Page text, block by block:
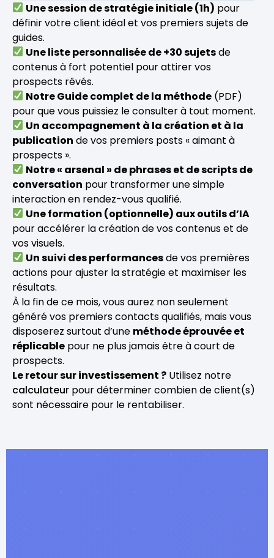
Une session de stratégie initiale (1h) pour
définir votre client idéal et vos premiers sujets de
guides.
Une liste personnalisée de +30 sujetsde
contenus à fort potentiel pour attirer vos
prospects rêvés.
Notre Guide complet de la méthode (PDF)
pour que vous puissiez le consulter à tout moment.
Un accompagnement à la création et à la
publication de vos premiers posts « aimant à
prospects ».
Notre « arsenal » de phrases et de scripts de
conversation pour transformer une simple
interaction en rendez-vous qualifié.
Une formation (optionnelle) aux outils d’IA
pour accélérer la création de vos contenus et de
vos visuels.
Un suivi des performancesde vos premières
actions pour ajuster la stratégie et maximiser les
résultats.
À la fin de ce mois, vous aurez non seulement
généré vos premiers contacts qualifiés, mais vous
disposerez surtout d’une méthode éprouvée et
réplicable pour ne plus jamais être à court de
prospects.
Le retour sur investissement ? Utilisez notre
calculateur pour déterminer combien de client(s)
sont nécessaire pour le rentabiliser.